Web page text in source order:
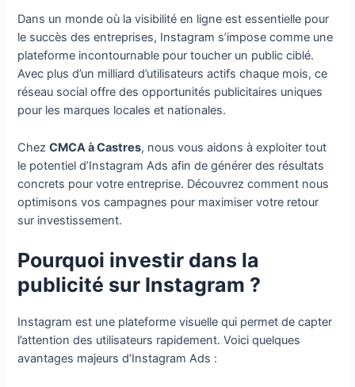
Dans un monde où la visibilité en ligne est essentielle pour
le succès des entreprises, Instagram s’impose comme une
plateforme incontournable pour toucher un public ciblé.
Avec plus d’un milliard d’utilisateurs actifs chaque mois, ce
réseau social offre des opportunités publicitaires uniques
pour les marques locales et nationales.
ChezCMCA à Castres, nous vous aidons à exploiter tout
le potentiel d’Instagram Ads afin de générer des résultats
concrets pour votre entreprise. Découvrez comment nous
optimisons vos campagnes pour maximiser votre retour
sur investissement.
Pourquoi investir dans la
publicité sur Instagram ?
Instagram est une plateforme visuelle qui permet de capter
l’attention des utilisateurs rapidement. Voici quelques
avantages majeurs d’Instagram Ads :